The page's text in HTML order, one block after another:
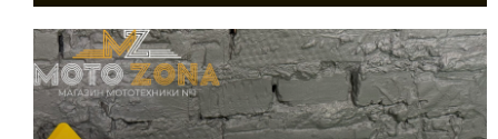
тормоза
Передний отбойник есть